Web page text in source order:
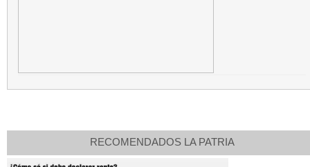
RECOMENDADOS LA PATRIA